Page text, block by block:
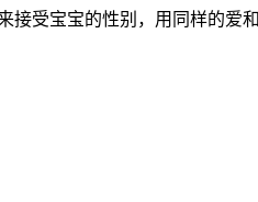
受宝宝的性别，用同样的爱